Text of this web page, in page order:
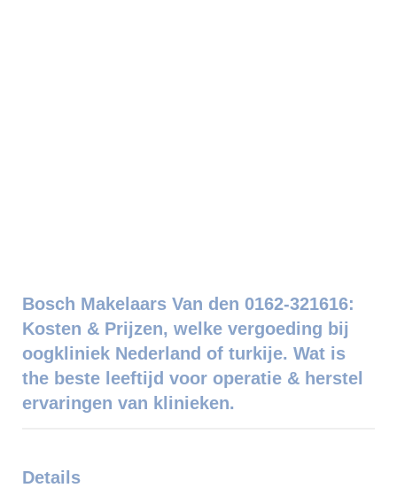
Bosch Makelaars Van den 0162-321616:
Kosten & Prijzen, welke vergoeding bij
oogkliniek Nederland of turkije. Wat is
the beste leeftijd voor operatie & herstel
ervaringen van klinieken.
Details